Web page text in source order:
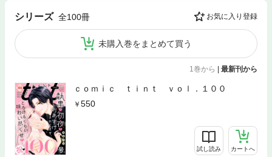
シリーズ 全100冊 お気に入り登録
未購入巻をまとめて買う
1巻から 最新刊から
ｃｏｍｉｃ ｔｉｎｔ ｖｏｌ．１００
550
試し読み カートへ